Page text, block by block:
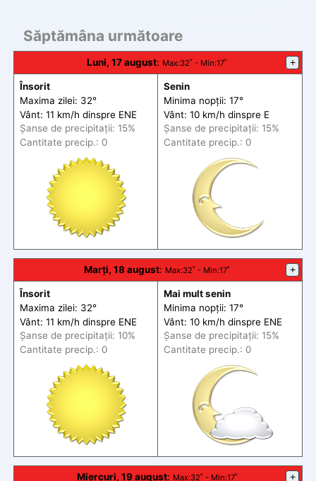
Săptămâna următoare
Luni, 17 august: Max:32˚ - Min:17˚ +
Însorit
Maxima zilei: 32°
Vânt: 11 km/h dinspre ENE
Șanse de precipitații: 15%
Cantitate precip.: 0
Senin
Minima nopții: 17°
Vânt: 10 km/h dinspre E
Șanse de precipitații: 15%
Cantitate precip.: 0
Marți, 18 august: Max:32˚ - Min:17˚ +
Însorit
Maxima zilei: 32°
Vânt: 11 km/h dinspre ENE
Șanse de precipitații: 10%
Cantitate precip.: 0
Mai mult senin
Minima nopții: 17°
Vânt: 10 km/h dinspre ENE
Șanse de precipitații: 15%
Cantitate precip.: 0
Miercuri, 19 august: Max:32˚ - Min:17˚ +